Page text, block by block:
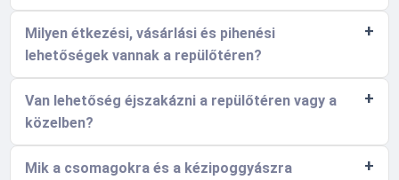
Milyen étkezési, vásárlási és pihenési
lehetőségek vannak a repülőtéren?
Van lehetőség éjszakázni a repülőtéren vagy a
közelben?
Mik a csomagokra és a kézipoggyászra